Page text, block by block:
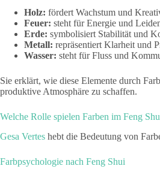
Holz: fördert Wachstum und
Feuer: steht für Energie und
Erde: symbolisiert Stabilität und
Metall: repräsentiert Klarheit und
Wasser: steht für Fluss und
Sie erklärt, wie diese Elemente durch
produktive Atmosphäre zu schaffen.
Welche Rolle spielen Farben im Feng
Gesa Vertes hebt die Bedeutung von
Farbpsychologie nach Feng Shui